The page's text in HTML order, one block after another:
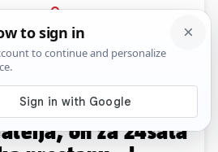
PRIJAVA
News Komentari
pretresla kuće
on za 24sata